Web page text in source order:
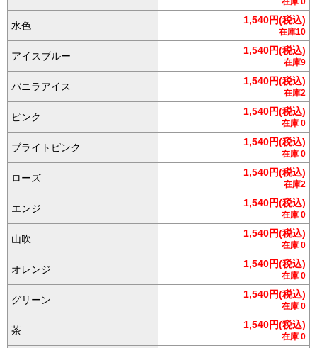
水色 1,540円(税込)
在庫10
アイスブルー 1,540円(税込)
在庫9
バニラアイス 1,540円(税込)
在庫2
ピンク 1,540円(税込)
在庫 0
ブライトピンク 1,540円(税込)
在庫 0
ローズ 1,540円(税込)
在庫2
エンジ 1,540円(税込)
在庫 0
山吹 1,540円(税込)
在庫 0
オレンジ 1,540円(税込)
在庫 0
グリーン 1,540円(税込)
在庫 0
茶 1,540円(税込)
在庫 0